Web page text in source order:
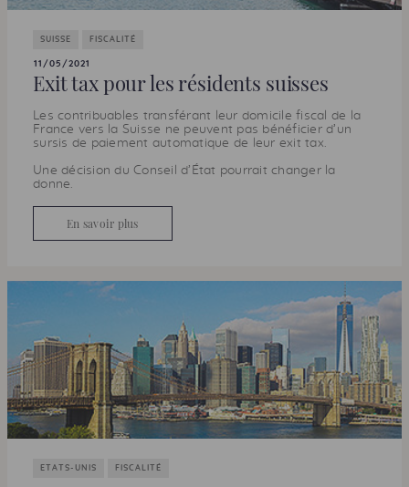
SUISSE FISCALITÉ
11/05/2021
Exit taxpour les résidents suisses
Les contribuables transférant leur domicile fiscal de la
France vers la Suisse ne peuvent pas bénéficier d’un
sursis de paiement automatique de leur exit tax.
Une décision du Conseil d’État pourrait changer la
donne.
En savoir plus
ETATS-UNIS FISCALITÉ